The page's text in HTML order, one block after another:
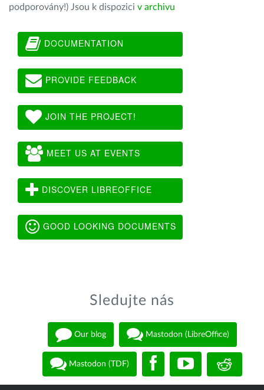
podporovány!) Jsou k dispozici v archivu
DOCUMENTATION
PROVIDE FEEDBACK
JOIN THE PROJECT!
MEET US AT EVENTS
DISCOVER LIBREOFFICE
GOOD LOOKING DOCUMENTS
Sledujte nás
Our blog Mastodon (LibreOffice)
Mastodon (TDF)